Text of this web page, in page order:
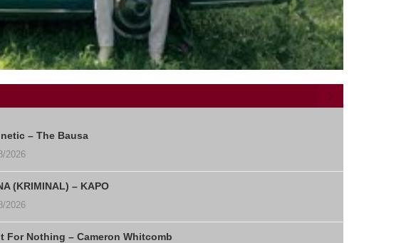
– The Bausa
2026
(KRIMINAL) – KAPO
2026
For Nothing – Cameron Whitcomb